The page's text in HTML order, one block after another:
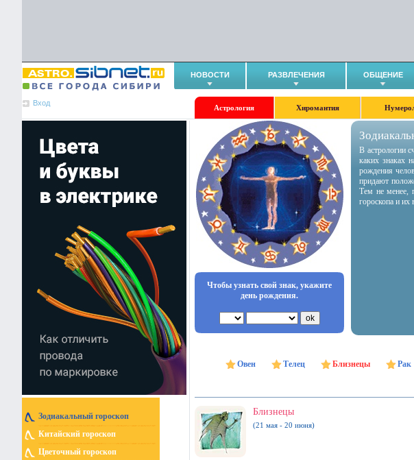
НОВОСТИ РАЗВЛЕЧЕНИЯ ОБЩЕНИЕ
Вход
Астрология Хиромантия
Зодиакальный гороскоп
Китайский гороскоп
Цветочный гороскоп
Чтобы узнать свой знак, укажите
день рождения.
В астрологии
каких знаках
рождения
придают
Тем не менее,
гороскопа и их
Овен Телец Близнецы Рак
Близнецы
(21 мая - 20 июня)